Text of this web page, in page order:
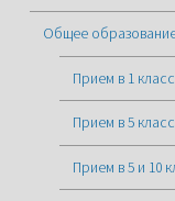
Общее
Прием в 1
Прием в 5
Прием в 5 и 10